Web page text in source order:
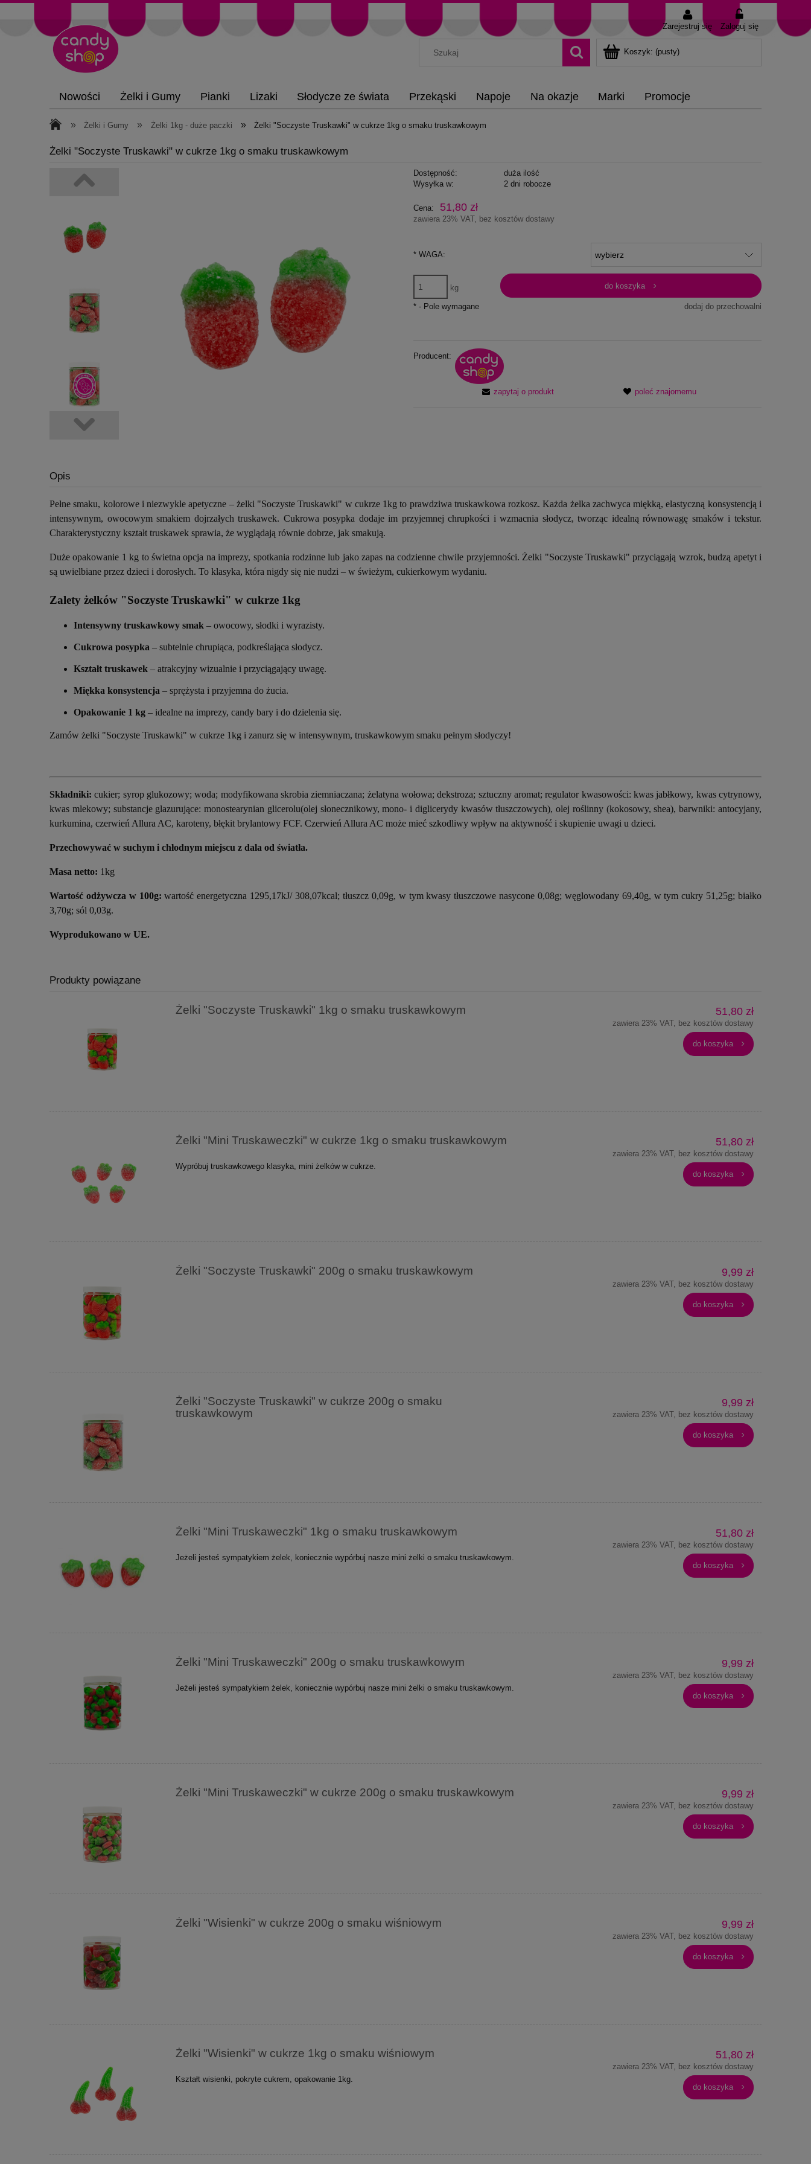
Zarejestruj się Zaloguj się
Koszyk: (pusty)
Nowości Żelki i Gumy Pianki Lizaki Słodycze ze świata Przekąski Napoje Na okazje Marki Promocje
» Żelki i Gumy » Żelki 1kg - duże paczki » Żelki "Soczyste Truskawki" w cukrze 1kg o smaku truskawkowym
Żelki "Soczyste Truskawki" w cukrze 1kg o smaku truskawkowym
Dostępność:
duża ilość
Wysyłka w:
2 dni robocze
Cena: 51,80 zł
zawiera 23% VAT, bez kosztów dostawy
*WAGA:
kg do koszyka
dodaj do przechowalni
*- Pole wymagane
Producent:
zapytaj o produkt poleć znajomemu
Opis
Pełne smaku, kolorowe i niezwykle apetyczne – żelki "Soczyste Truskawki" w cukrze 1kg to prawdziwa truskawkowa rozkosz. Każda żelka zachwyca miękką, elastyczną konsystencją i
intensywnym, owocowym smakiem dojrzałych truskawek. Cukrowa posypka dodaje im przyjemnej chrupkości i wzmacnia słodycz, tworząc idealną równowagę smaków i tekstur.
Charakterystyczny kształt truskawek sprawia, że wyglądają równie dobrze, jak smakują.
Duże opakowanie 1 kg to świetna opcja na imprezy, spotkania rodzinne lub jako zapas na codzienne chwile przyjemności. Żelki "Soczyste Truskawki" przyciągają wzrok, budzą apetyt i
są uwielbiane przez dzieci i dorosłych. To klasyka, która nigdy się nie nudzi – w świeżym, cukierkowym wydaniu.
Zalety żelków "Soczyste Truskawki" w cukrze 1kg
Intensywny truskawkowy smak – owocowy, słodki i wyrazisty.
Cukrowa posypka – subtelnie chrupiąca, podkreślająca słodycz.
Kształt truskawek – atrakcyjny wizualnie i przyciągający uwagę.
Miękka konsystencja – sprężysta i przyjemna do żucia.
Opakowanie 1 kg – idealne na imprezy, candy bary i do dzielenia się.
Zamów żelki "Soczyste Truskawki" w cukrze 1kg i zanurz się w intensywnym, truskawkowym smaku pełnym słodyczy!
Składniki: cukier; syrop glukozowy; woda; modyfikowana skrobia ziemniaczana; żelatyna wołowa; dekstroza; sztuczny aromat; regulator kwasowości: kwas jabłkowy, kwas cytrynowy,
kwas mlekowy; substancje glazurujące: monostearynian glicerolu(olej słonecznikowy, mono- i diglicerydy kwasów tłuszczowych), olej roślinny (kokosowy, shea), barwniki: antocyjany,
kurkumina, czerwień Allura AC, karoteny, błękit brylantowy FCF. Czerwień Allura AC może mieć szkodliwy wpływ na aktywność i skupienie uwagi u dzieci.
Przechowywać w suchym i chłodnym miejscu z dala od światła.
Masa netto: 1kg
Wartość odżywcza w 100g: wartość energetyczna 1295,17kJ/ 308,07kcal; tłuszcz 0,09g, w tym kwasy tłuszczowe nasycone 0,08g; węglowodany 69,40g, w tym cukry 51,25g; białko
3,70g; sól 0,03g.
Wyprodukowano w UE.
Produkty powiązane
Żelki "Soczyste Truskawki" 1kg o smaku truskawkowym 51,80 zł
zawiera 23% VAT, bez kosztów dostawy
do koszyka
Żelki "Mini Truskaweczki" w cukrze 1kg o smaku truskawkowym
Wypróbuj truskawkowego klasyka, mini żelków w cukrze.
51,80 zł
zawiera 23% VAT, bez kosztów dostawy
do koszyka
Żelki "Soczyste Truskawki" 200g o smaku truskawkowym 9,99 zł
zawiera 23% VAT, bez kosztów dostawy
do koszyka
Żelki "Soczyste Truskawki" w cukrze 200g o smaku
truskawkowym
9,99 zł
zawiera 23% VAT, bez kosztów dostawy
do koszyka
Żelki "Mini Truskaweczki" 1kg o smaku truskawkowym
Jeżeli jesteś sympatykiem żelek, koniecznie wypórbuj nasze mini żelki o smaku truskawkowym.
51,80 zł
zawiera 23% VAT, bez kosztów dostawy
do koszyka
Żelki "Mini Truskaweczki" 200g o smaku truskawkowym
Jeżeli jesteś sympatykiem żelek, koniecznie wypórbuj nasze mini żelki o smaku truskawkowym.
9,99 zł
zawiera 23% VAT, bez kosztów dostawy
do koszyka
Żelki "Mini Truskaweczki" w cukrze 200g o smaku truskawkowym 9,99 zł
zawiera 23% VAT, bez kosztów dostawy
do koszyka
Żelki "Wisienki" w cukrze 200g o smaku wiśniowym 9,99 zł
zawiera 23% VAT, bez kosztów dostawy
do koszyka
Żelki "Wisienki" w cukrze 1kg o smaku wiśniowym
Kształt wisienki, pokryte cukrem, opakowanie 1kg.
51,80 zł
zawiera 23% VAT, bez kosztów dostawy
do koszyka